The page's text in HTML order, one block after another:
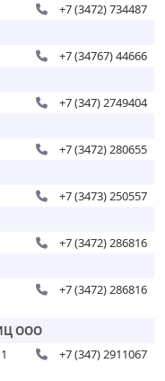
+7 (3472) 734487
+7 (34767) 44666
+7 (347) 2749404
+7 (3472) 280655
+7 (3473) 250557
+7 (3472) 286816
+7 (3472) 286816
ООО
+7 (347) 2911067